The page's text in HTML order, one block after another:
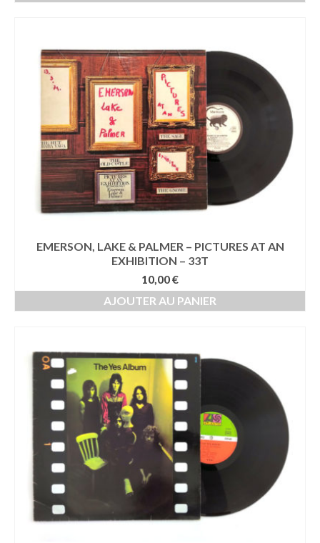
EMERSON, LAKE & PALMER – PICTURES AT AN
EXHIBITION – 33T
10,00€
AJOUTER AU PANIER